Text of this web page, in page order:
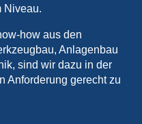
Niveau.
how aus den
Anlagenbau
sind wir dazu in der
Anforderung gerecht zu